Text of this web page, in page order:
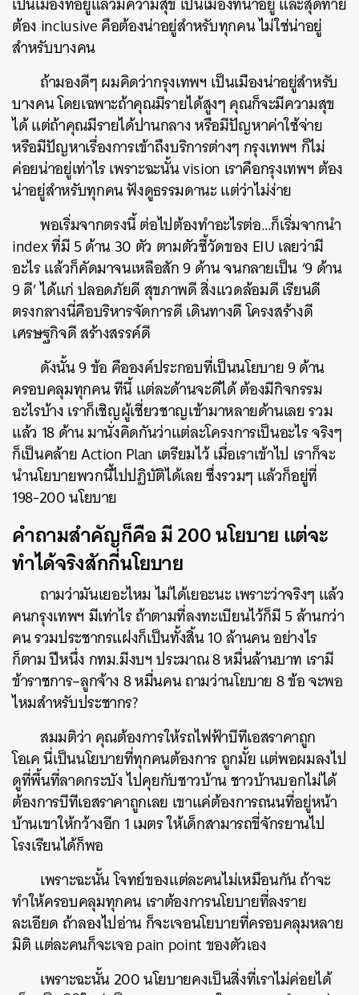
ต้อง inclusiveคือต้องน่าอยู่สำหรับทุกคนไม่ใช่น่าอยู่
สำหรับบางคน
ถ้ามองดีๆผมคิดว่ากรุงเทพฯ เป็นเมืองน่าอยู่สำหรับ
บางคนโดยเฉพาะถ้าคุณมีรายได้สูงๆคุณก็จะมีความสุข
ได้แต่ถ้าคุณมีรายได้ปานกลางหรือมีปัญหาค่าใช้จ่าย
หรือมีปัญหาเรื่องการเข้าถึงบริการต่างๆกรุงเทพฯ ก็ไม่
ค่อยน่าอยู่เท่าไรเพราะฉะนั้นvision เราคือกรุงเทพฯ ต้อง
น่าอยู่สำหรับทุกคนฟังดูธรรมดานะแต่ว่าไม่ง่าย
พอเริ่มจากตรงนี้ต่อไปต้องทำอะไรต่อ…ก็เริ่มจากนำ
indexที่มี5ด้าน30 ตัว ตามตัวชี้วัดของ EIUเลยว่ามี
อะไรแล้วก็คัดมาจนเหลือสัก9ด้านจนกลายเป็น‘9ด้าน
9ดี’ได้แก่ปลอดภัยดีสุขภาพดีสิ่งแวดล้อมดีเรียนดี
ตรงกลางนี่คือบริหารจัดการดีเดินทางดีโครงสร้างดี
เศรษฐกิจดีสร้างสรรค์ดี
ดังนั้น9ข้อ คือองค์ประกอบที่เป็นนโยบาย9ด้าน
ครอบคลุมทุกคนทีนี้แต่ละด้านจะดีได้ต้องมีกิจกรรม
อะไรบ้างเราก็เชิญผู้เชี่ยวชาญเข้ามาหลายด้านเลยรวม
แล้ว 18ด้านมานั่งคิดกันว่าแต่ละโครงการเป็นอะไรจริงๆ
ก็เป็นคล้ายAction Plan เตรียมไว้เมื่อเราเข้าไป เราก็จะ
นำนโยบายพวกนี้ไปปฏิบัติได้เลยซึ่งรวมๆ แล้วก็อยู่ที่
198-200นโยบาย
คำถามสำคัญก็คือมี200นโยบาย แต่จะ
ทำได้จริงสักกี่นโยบาย
ถามว่ามันเยอะไหมไม่ได้เยอะนะเพราะว่าจริงๆ แล้ว
คนกรุงเทพฯ มีเท่าไรถ้าตามที่ลงทะเบียนไว้ก็มี5ล้านกว่า
คนรวมประชากรแฝงก็เป็นทั้งสิ้น10ล้านคนอย่างไร
ก็ตามปีหนึ่งกทม.มีงบฯประมาณ8หมื่นล้านบาท เรามี
ข้าราชการ–ลูกจ้าง8หมื่นคนถามว่านโยบาย8ข้อจะพอ
ไหมสำหรับประชากร?
สมมติว่า คุณต้องการให้รถไฟฟ้าบีทีเอสราคาถูก
โอเคนี่เป็นนโยบายที่ทุกคนต้องการถูกมั้ยแต่พอผมลงไป
ดูที่พื้นที่ลาดกระบังไปคุยกับชาวบ้านชาวบ้านบอกไม่ได้
ต้องการบีทีเอสราคาถูกเลย เขาแค่ต้องการถนนที่อยู่หน้า
บ้านเขาให้กว้างอีก1เมตรให้เด็กสามารถขี่จักรยานไป
โรงเรียนได้ก็พอ
เพราะฉะนั้นโจทย์ของแต่ละคนไม่เหมือนกันถ้าจะ
ทำให้ครอบคลุมทุกคนเราต้องการนโยบายที่ลงราย
ละเอียด ถ้าลองไปอ่านก็จะเจอนโยบายที่ครอบคลุมหลาย
มิติแต่ละคนก็จะเจอpain pointของตัวเอง
เพราะฉะนั้น200นโยบายคงเป็นสิ่งที่เราไม่ค่อยได้